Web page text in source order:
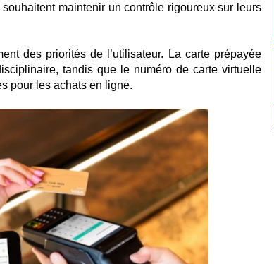
maintenir un contrôle rigoureux sur leurs
des priorités de l’utilisateur. La carte prépayée
tandis que le numéro de carte virtuelle
pour les achats en ligne.